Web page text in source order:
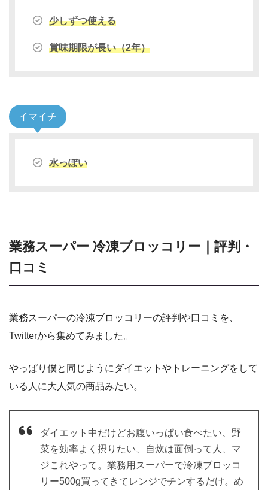
少しずつ使える
賞味期限が長い（2年）
イマイチ
水っぽい
業務スーパー 冷凍ブロッコリー｜評判・
口コミ
業務スーパーの冷凍ブロッコリーの評判や口コミを、
Twitterから集めてみました。
やっぱり僕と同じようにダイエットやトレーニングをして
いる人に大人気の商品みたい。
ダイエット中だけどお腹いっぱい食べたい、野
菜を効率よく摂りたい、自炊は面倒って人、マ
ジこれやって。業務用スーパーで冷凍ブロッコ
リー500g買ってきてレンジでチンするだけ。め